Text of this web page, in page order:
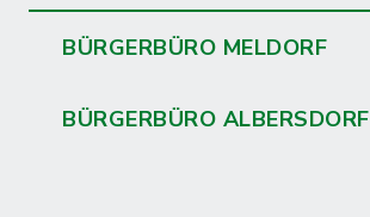
BÜRGERBÜRO MELDORF
BÜRGERBÜRO ALBERSDORF